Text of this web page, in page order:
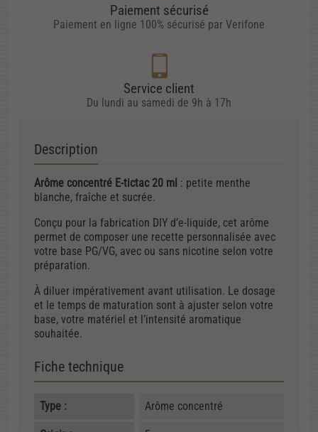
Paiement sécurisé
Paiement en ligne 100% sécurisé par Verifone
Service client
Du lundi au samedi de 9h à 17h
Description
Arôme concentré E-tictac 20 ml : petite menthe
blanche, fraîche et sucrée.
Conçu pour la fabrication DIY d’e-liquide, cet arôme
permet de composer une recette personnalisée avec
votre base PG/VG, avec ou sans nicotine selon votre
préparation.
À diluer impérativement avant utilisation. Le dosage
et le temps de maturation sont à ajuster selon votre
base, votre matériel et l’intensité aromatique
souhaitée.
Fiche technique
Type : Arôme concentré